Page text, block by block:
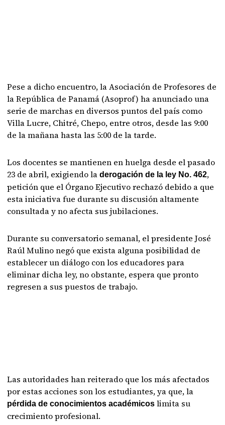
Pese a dicho encuentro, la Asociación de Profesores de
la República de Panamá (Asoprof) ha anunciado una
serie de marchas en diversos puntos del país como
Villa Lucre, Chitré, Chepo, entre otros, desde las 9:00
de la mañana hasta las 5:00 de la tarde.
Los docentes se mantienen en huelga desde el pasado
23 de abril, exigiendo laderogación de la ley No. 462,
petición que el Órgano Ejecutivo rechazó debido a que
esta iniciativa fue durante su discusión altamente
consultada y no afecta sus jubilaciones.
Durante su conversatorio semanal, el presidente José
Raúl Mulino negó que exista alguna posibilidad de
establecer un diálogo con los educadores para
eliminar dicha ley, no obstante, espera que pronto
regresen a sus puestos de trabajo.
Las autoridades han reiterado que los más afectados
por estas acciones son los estudiantes, ya que, la
pérdida de conocimientos académicos limita su
crecimiento profesional.